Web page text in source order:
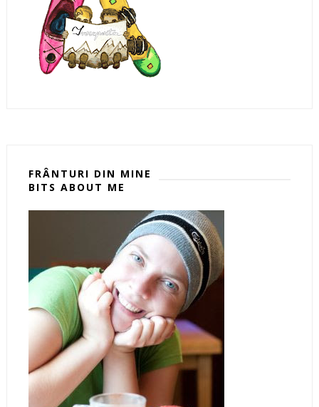
FRÂNTURI DIN MINE
BITS ABOUT ME